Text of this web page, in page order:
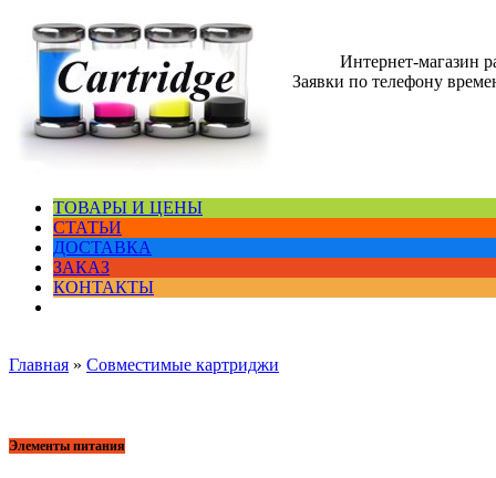
Интернет-магазин
Заявки по телефону
ТОВАРЫ И ЦЕНЫ
СТАТЬИ
ДОСТАВКА
ЗАКАЗ
КОНТАКТЫ
Главная » Совместимые картриджи
Элементы питания